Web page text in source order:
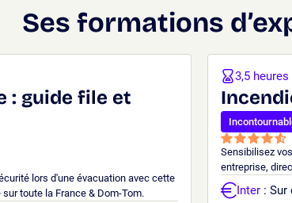
Ses formations
: guide file et
lors d'une évacuation avec cette
toute la France & Dom-Tom.
Sensibilisez
entreprise,
3,5 heures
Inter : Sur